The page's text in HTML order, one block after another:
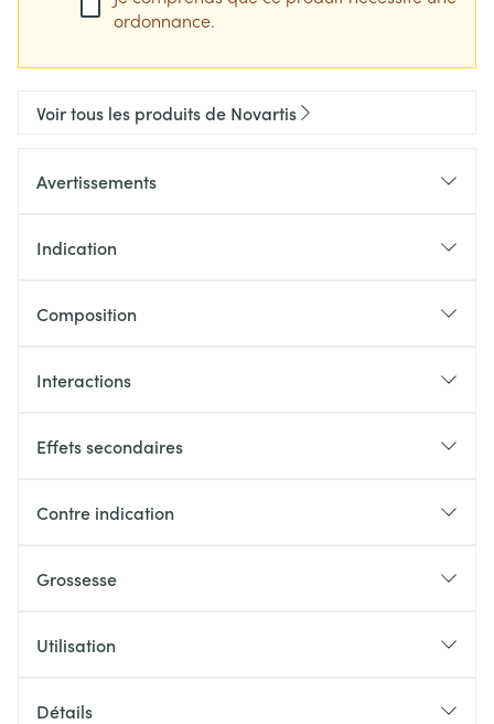
ordonnance.
Voir tous les produits de Novartis
Avertissements
Indication
Composition
Interactions
Effets secondaires
Contre indication
Grossesse
Utilisation
Détails